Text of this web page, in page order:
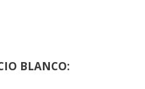
BLANCO: